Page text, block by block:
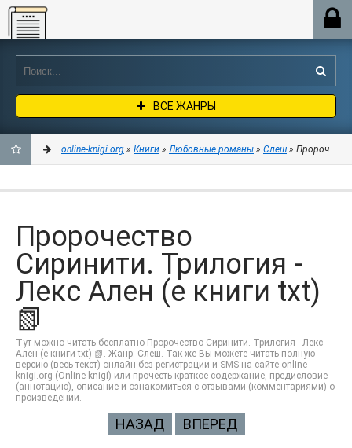
Online-knigi.org
ВСЕ ЖАНРЫ
ЗАКЛАДКИ
online-knigi.org » Книги »Любовные романы » Слеш »
Пророчество
Сиринити. Трилогия -
Лекс Ален (е книги txt)
📗
Тут можно читать бесплатно Пророчество Сиринити. Трилогия - Лекс
Ален (е книги txt) 📗. Жанр: Слеш. Так же Вы можете читать полную
версию (весь текст) онлайн без регистрации и SMS на сайте online-
knigi.org (Online knigi) или прочесть краткое содержание, предисловие
(аннотацию), описание и ознакомиться с отзывами (комментариями) о
произведении.
НАЗАД ВПЕРЕД